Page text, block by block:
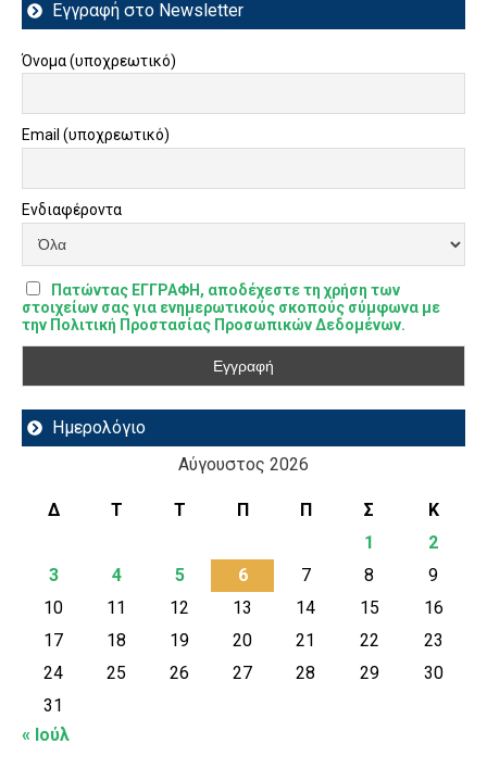
Εγγραφή στο Newsletter
Όνομα (υποχρεωτικό)
Email (υποχρεωτικό)
Ενδιαφέροντα
Πατώντας ΕΓΓΡΑΦΗ, αποδέχεστε τη χρήση των
στοιχείων σας για ενημερωτικούς σκοπούς σύμφωνα με
την Πολιτική Προστασίας Προσωπικών Δεδομένων.
Ημερολόγιο
Αύγουστος 2026
Δ Τ Τ Π Π Σ
Κ
1
2
3
4 5 6 7 8
9
10
11 12 13 14 15
16
17
18 19 20 21 22
23
24
25 26 27 28 29
30
31
« Ιούλ